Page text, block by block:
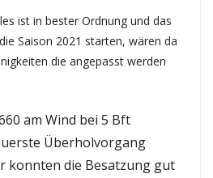
ist in bester Ordnung und das
Saison 2021 starten, wären da
die angepasst werden
am Wind bei 5 Bft
Überholvorgang
konnten die Besatzung gut